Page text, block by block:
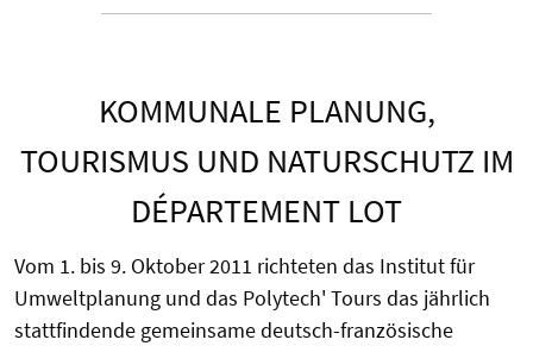
KOMMUNALE PLANUNG,
TOURISMUS UND NATURSCHUTZ IM
DÉPARTEMENT LOT
Vom 1. bis 9. Oktober 2011 richteten das Institut für
Umweltplanung und das Polytech' Tours das jährlich
stattfindende gemeinsame deutsch-französische